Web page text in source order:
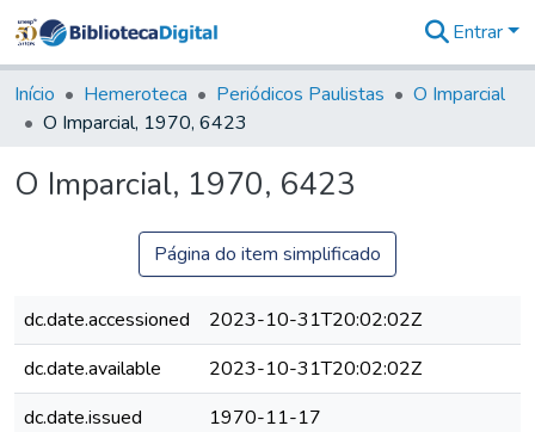
&
Coleções
Tudo na
Digital
Entrar
Início Hemeroteca Periódicos Paulistas
O Imparcial
O Imparcial, 1970, 6423
O Imparcial, 1970, 6423
Página do item simplificado
dc.date.accessioned
2023-10-31T20:02:02Z
dc.date.available
2023-10-31T20:02:02Z
dc.date.issued
1970-11-17